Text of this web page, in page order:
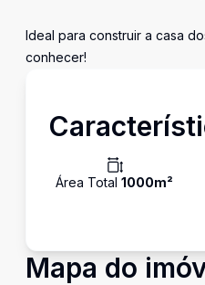
Ideal para construir a casa
conhecer!
Área Total 1000m²
Mapa do